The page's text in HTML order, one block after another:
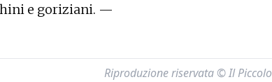
e goriziani. —
Riproduzione riservata © Il Piccolo